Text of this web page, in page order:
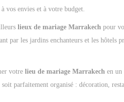
vos envies et à votre budget.
lieux de mariage Marrakech pour
par les jardins enchanteurs et les hôtels
votre lieu de mariage Marrakech en un
parfaitement organisé : décoration,